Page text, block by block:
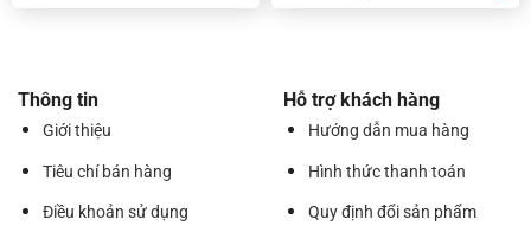
Thông tin
Giới thiệu
Tiêu chí bán hàng
Điều khoản sử dụng
Hỗ trợ khách hàng
Hướng dẫn mua hàng
Hình thức thanh toán
Quy định đổi sản phẩm